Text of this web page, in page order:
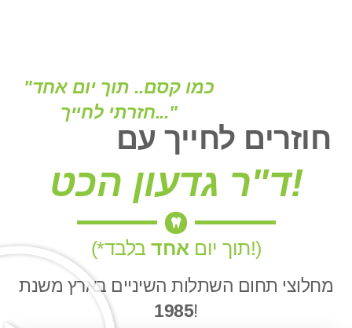
"כמו קסם.. תוך יום אחד
חזרתי לחייך..."
חוזרים לחייך עם
ד"ר גדעון הכט!
(*תוך יום אחד בלבד!)
מחלוצי תחום השתלות השיניים בארץ משנת
1985!